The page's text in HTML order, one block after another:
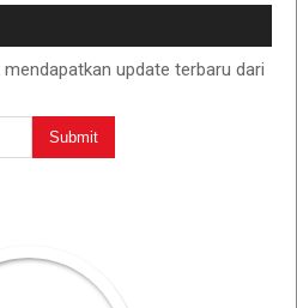
update terbaru dari